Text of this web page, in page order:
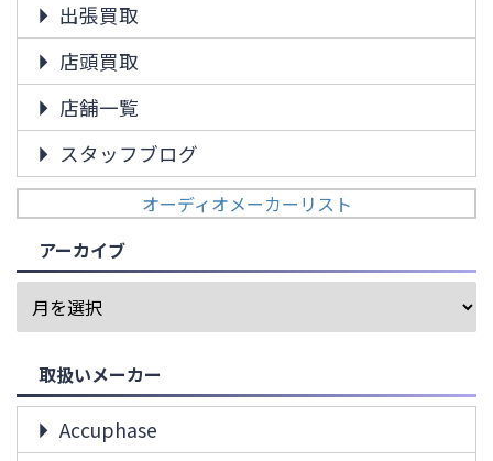
出張買取
店頭買取
店舗一覧
スタッフブログ
オーディオメーカーリスト
アーカイブ
取扱いメーカー
Accuphase